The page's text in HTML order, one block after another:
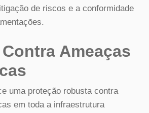
de riscos e a conformidade
Ameaças
uma proteção robusta contra
em toda a infraestrutura